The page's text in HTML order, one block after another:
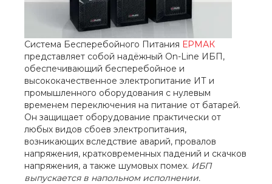
Система Бесперебойного Питания ЕРМАК
представляет собой надёжный On-Line ИБП,
обеспечивающий бесперебойное и
высококачественное электропитание ИТ и
промышленного оборудования с нулевым
временем переключения на питание от батарей.
Он защищает оборудование практически от
любых видов сбоев электропитания,
возникающих вследствие аварий, провалов
напряжения, кратковременных падений и скачков
напряжения, а также шумовых помех. ИБП
выпускается в напольном исполнении.